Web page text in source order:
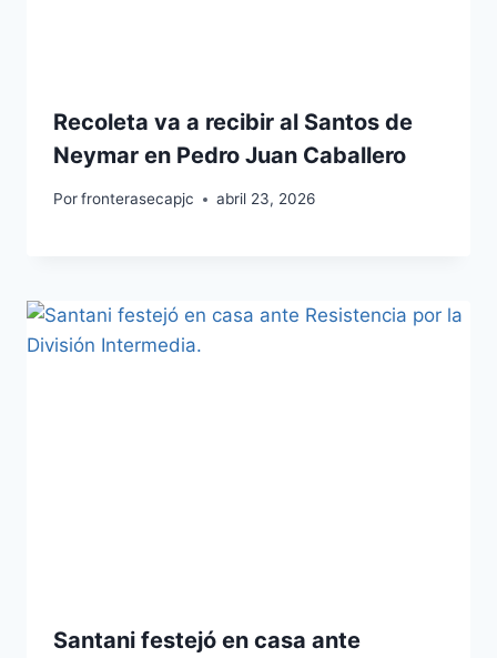
Recoleta va a recibir al Santos de
Neymar en Pedro Juan Caballero
Porfronterasecapjc abril 23, 2026
Santani festejó en casa ante